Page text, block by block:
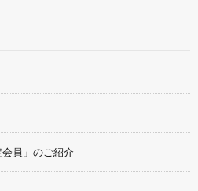
員」のご紹介